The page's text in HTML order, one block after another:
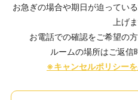
お急ぎの場合や期日が迫ってい
上げま
お電話での確認をご希望の
ルームの場所はご返信
※キャンセルポリシーを